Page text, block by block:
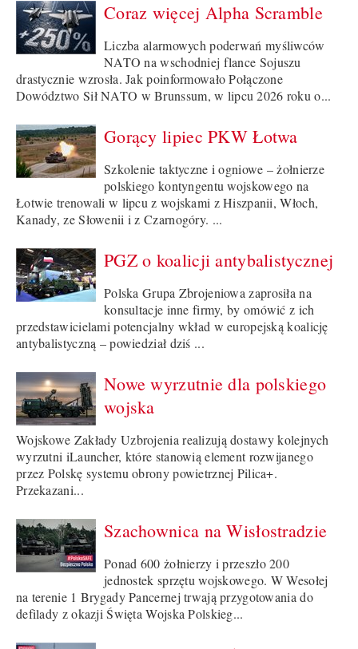
Coraz więcej Alpha Scramble
Liczba alarmowych poderwań myśliwców
NATO na wschodniej flance Sojuszu
drastycznie wzrosła. Jak poinformowało Połączone
Dowództwo Sił NATO w Brunssum, w lipcu 2026 roku o...
Gorący lipiec PKW Łotwa
Szkolenie taktyczne i ogniowe – żołnierze
polskiego kontyngentu wojskowego na
Łotwie trenowali w lipcu z wojskami z Hiszpanii, Włoch,
Kanady, ze Słowenii i z Czarnogóry. ...
PGZ o koalicji antybalistycznej
Polska Grupa Zbrojeniowa zaprosiła na
konsultacje inne firmy, by omówić z ich
przedstawicielami potencjalny wkład w europejską koalicję
antybalistyczną – powiedział dziś ...
Nowe wyrzutnie dla polskiego
wojska
Wojskowe Zakłady Uzbrojenia realizują dostawy kolejnych
wyrzutni iLauncher, które stanowią element rozwijanego
przez Polskę systemu obrony powietrznej Pilica+.
Przekazani...
Szachownica na Wisłostradzie
Ponad 600 żołnierzy i przeszło 200
jednostek sprzętu wojskowego. W Wesołej
na terenie 1 Brygady Pancernej trwają przygotowania do
defilady z okazji Święta Wojska Polskieg...